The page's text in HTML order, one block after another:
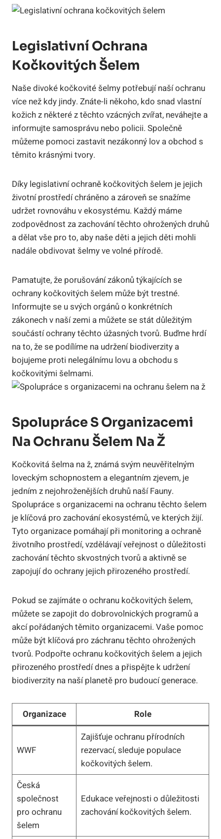
Legislativní Ochrana
Kočkovitých Šelem
Naše divoké kočkovité šelmy potřebují naší ochranu
více než kdy jindy. Znáte-li někoho, kdo snad vlastní
kožich z některé z těchto vzácných zvířat, neváhejte a
informujte samosprávu nebo policii. Společně
můžeme pomoci zastavit nezákonný lov a obchod s
těmito krásnými tvory.
Díky legislativní ochraně kočkovitých šelem je jejich
životní prostředí chráněno a zároveň se snažíme
udržet rovnováhu v ekosystému. Každý máme
zodpovědnost za zachování těchto ohrožených druhů
a dělat vše pro to, aby naše děti a jejich děti mohli
nadále obdivovat šelmy ve volné přírodě.
Pamatujte, že porušování zákonů týkajících se
ochrany kočkovitých šelem může být trestné.
Informujte se u svých orgánů o konkrétních
zákonech v naší zemi a můžete se stát důležitým
součástí ochrany těchto úžasných tvorů. Buďme hrdí
na to, že se podílíme na udržení biodiverzity a
bojujeme proti nelegálnímu lovu a obchodu s
kočkovitými šelmami.
Spolupráce S Organizacemi
Na Ochranu Šelem Na Ž
Kočkovitá šelma na ž, známá svým neuvěřitelným
loveckým schopnostem a elegantním zjevem, je
jedním z nejohroženějších druhů naší Fauny.
Spolupráce s organizacemi na ochranu těchto šelem
je klíčová pro zachování ekosystémů, ve kterých žijí.
Tyto organizace pomáhají při monitoring a ochraně
životního prostředí, vzdělávají veřejnost o důležitosti
zachování těchto skvostných tvorů a aktivně se
zapojují do ochrany jejich přirozeného prostředí.
Pokud se zajímáte o ochranu kočkovitých šelem,
můžete se zapojit do dobrovolnických programů a
akcí pořádaných těmito organizacemi. Vaše pomoc
může být klíčová pro záchranu těchto ohrožených
tvorů. Podpořte ochranu kočkovitých šelem a jejich
přirozeného prostředí dnes a přispějte k udržení
biodiverzity na naší planetě pro budoucí generace.
Organizace Role
WWF
Zajišťuje ochranu přírodních
rezervací, sleduje populace
kočkovitých šelem.
Česká
společnost
pro ochranu
šelem
Edukace veřejnosti o důležitosti
zachování kočkovitých šelem.